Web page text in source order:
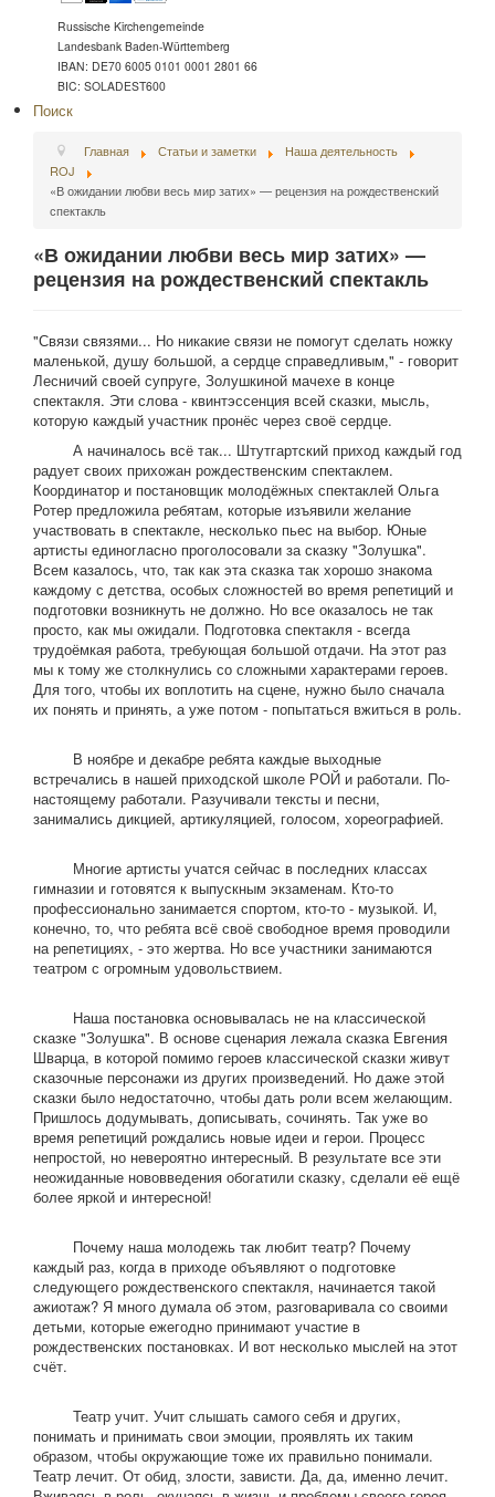
Russische Kirchengemeinde
Landesbank Baden-Württemberg
IBAN: DE70 6005 0101 0001 2801 66
BIC: SOLADEST600
Поиск
Главная Статьи и заметки
Наша деятельность
ROJ
«В ожидании любви весь мир затих» — рецензия на рождественский
спектакль
«В ожидании любви весь мир затих» —
рецензия на рождественский спектакль
"Связи связями... Но никакие связи не помогут сделать ножку
маленькой, душу большой, а сердце справедливым," - говорит
Лесничий своей супруге, Золушкиной мачехе в конце
спектакля. Эти слова - квинтэссенция всей сказки, мысль,
которую каждый участник пронёс через своё сердце.
А начиналось всё так... Штутгартский приход каждый год
радует своих прихожан рождественским спектаклем.
Координатор и постановщик молодёжных спектаклей Ольга
Ротер предложила ребятам, которые изъявили желание
участвовать в спектакле, несколько пьес на выбор. Юные
артисты единогласно проголосовали за сказку "Золушка".
Всем казалось, что, так как эта сказка так хорошо знакома
каждому с детства, особых сложностей во время репетиций и
подготовки возникнуть не должно. Но все оказалось не так
просто, как мы ожидали. Подготовка спектакля - всегда
трудоёмкая работа, требующая большой отдачи. На этот раз
мы к тому же столкнулись со сложными характерами героев.
Для того, чтобы их воплотить на сцене, нужно было сначала
их понять и принять, а уже потом - попытаться вжиться в роль.
В ноябре и декабре ребята каждые выходные
встречались в нашей приходской школе РОЙ и работали. По-
настоящему работали. Разучивали тексты и песни,
занимались дикцией, артикуляцией, голосом, хореографией.
Многие артисты учатся сейчас в последних классах
гимназии и готовятся к выпускным экзаменам. Кто-то
профессионально занимается спортом, кто-то - музыкой. И,
конечно, то, что ребята всё своё свободное время проводили
на репетициях, - это жертва. Но все участники занимаются
театром с огромным удовольствием.
Наша постановка основывалась не на классической
сказке "Золушка". В основе сценария лежала сказка Евгения
Шварца, в которой помимо героев классической сказки живут
сказочные персонажи из других произведений. Но даже этой
сказки было недостаточно, чтобы дать роли всем желающим.
Пришлось додумывать, дописывать, сочинять. Так уже во
время репетиций рождались новые идеи и герои. Процесс
непростой, но невероятно интересный. В результате все эти
неожиданные нововведения обогатили сказку, сделали её ещё
более яркой и интересной!
Почему наша молодежь так любит театр? Почему
каждый раз, когда в приходе объявляют о подготовке
следующего рождественского спектакля, начинается такой
ажиотаж? Я много думала об этом, разговаривала со своими
детьми, которые ежегодно принимают участие в
рождественских постановках. И вот несколько мыслей на этот
счёт.
Театр учит. Учит слышать самого себя и других,
понимать и принимать свои эмоции, проявлять их таким
образом, чтобы окружающие тоже их правильно понимали.
Театр лечит. От обид, злости, зависти. Да, да, именно лечит.